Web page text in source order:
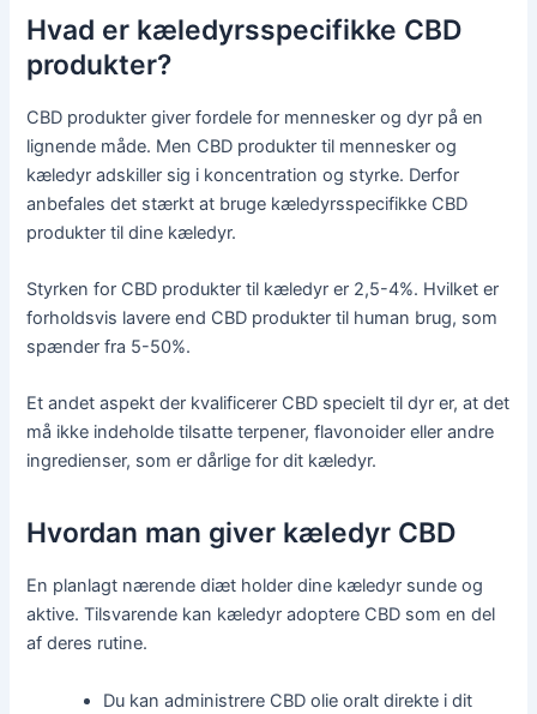
Hvad er kæledyrsspecifikke CBD
produkter?
CBD produkter giver fordele for mennesker og dyr på en
lignende måde. Men CBD produkter til mennesker og
kæledyr adskiller sig i koncentration og styrke. Derfor
anbefales det stærkt at bruge kæledyrsspecifikke CBD
produkter til dine kæledyr.
Styrken for CBD produkter til kæledyr er 2,5-4%. Hvilket er
forholdsvis lavere end CBD produkter til human brug, som
spænder fra 5-50%.
Et andet aspekt der kvalificerer CBD specielt til dyr er, at det
må ikke indeholde tilsatte terpener, flavonoider eller andre
ingredienser, som er dårlige for dit kæledyr.
Hvordan man giver kæledyr CBD
En planlagt nærende diæt holder dine kæledyr sunde og
aktive. Tilsvarende kan kæledyr adoptere CBD som en del
af deres rutine.
Du kan administrere CBD olie oralt direkte i dit